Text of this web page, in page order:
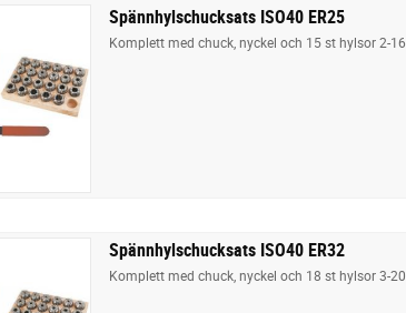
Spännhylschucksats ISO40 ER25
Komplett med chuck, nyckel och 15 st hylsor 2-
Spännhylschucksats ISO40 ER32
Komplett med chuck, nyckel och 18 st hylsor 3-